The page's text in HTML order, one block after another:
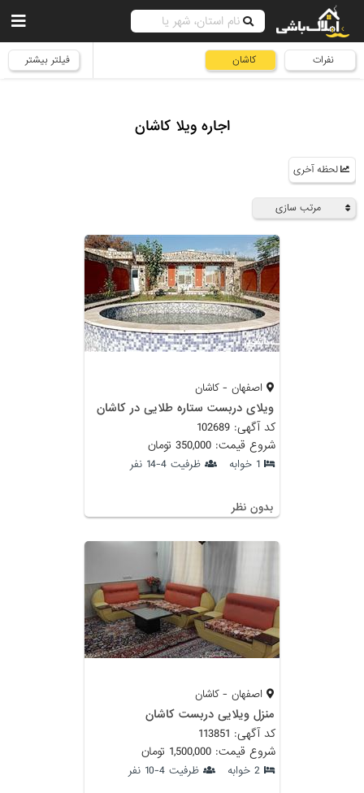
نفرات کاشان فیلتر بیشتر
اجاره ویلا کاشان
لحظه آخری
مرتب سازی
اصفهان - کاشان
ویلای دربست ستاره طلایی در کاشان
کد آگهی: 102689
شروع قیمت: 350,000 تومان
1 خوابه ظرفیت 4-14 نفر
بدون نظر
اصفهان - کاشان
منزل ویلایی دربست کاشان
کد آگهی: 113851
شروع قیمت: 1,500,000 تومان
2 خوابه ظرفیت 4-10 نفر